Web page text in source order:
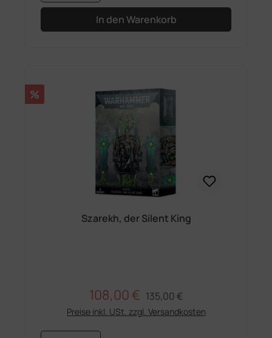
In den Warenkorb
Rabatt
%
Szarekh, der Silent King
Verkaufspreis:
108,00 € Regulärer Preis:
135,00 €
Preise inkl. USt. zzgl. Versandkosten